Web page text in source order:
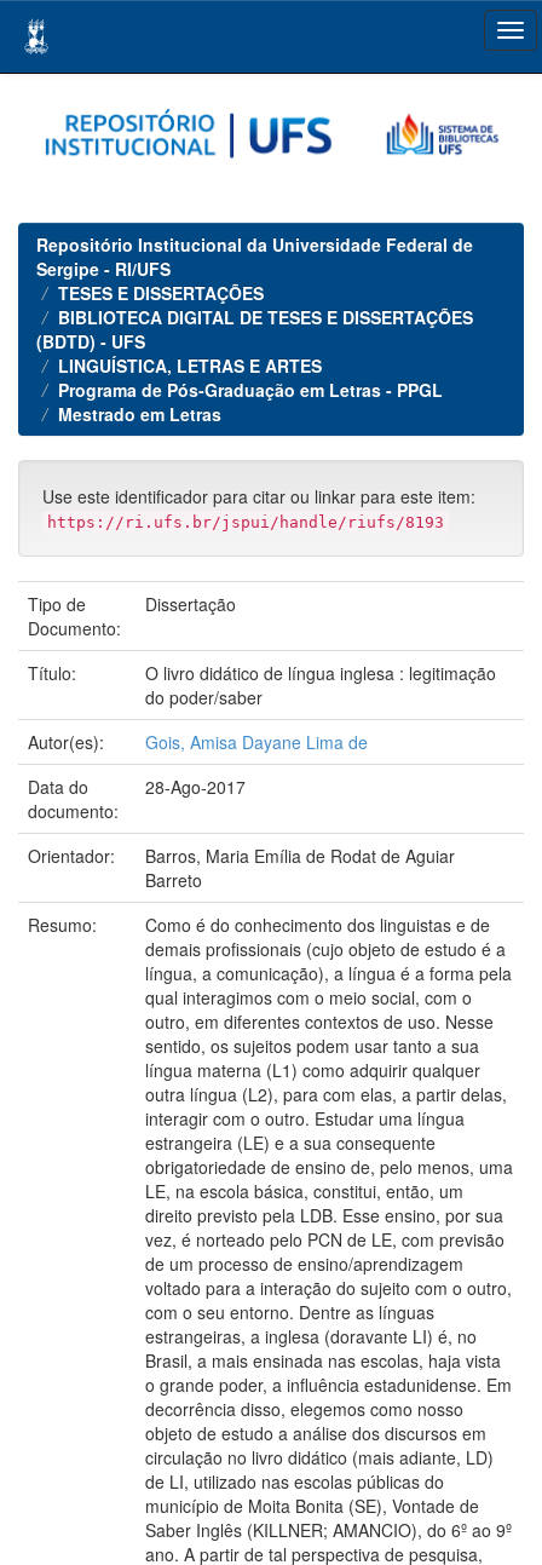
navigation
Repositório Institucional da Universidade Federal de
Sergipe - RI/UFS
TESES E DISSERTAÇÕES
BIBLIOTECA DIGITAL DE TESES E DISSERTAÇÕES
(BDTD) - UFS
LINGUÍSTICA, LETRAS E ARTES
Programa de Pós-Graduação em Letras - PPGL
Mestrado em Letras
Use este identificador para citar ou linkar para este item:
https://ri.ufs.br/jspui/handle/riufs/8193
Tipo de
Documento:
Dissertação
Título:
O livro didático de língua inglesa : legitimação
do poder/saber
Autor(es):
Gois, Amisa Dayane Lima de
Data do
documento:
28-Ago-2017
Orientador:
Barros, Maria Emília de Rodat de Aguiar
Barreto
Resumo:
Como é do conhecimento dos linguistas e de
demais profissionais (cujo objeto de estudo é a
língua, a comunicação), a língua é a forma pela
qual interagimos com o meio social, com o
outro, em diferentes contextos de uso. Nesse
sentido, os sujeitos podem usar tanto a sua
língua materna (L1) como adquirir qualquer
outra língua (L2), para com elas, a partir delas,
interagir com o outro. Estudar uma língua
estrangeira (LE) e a sua consequente
obrigatoriedade de ensino de, pelo menos, uma
LE, na escola básica, constitui, então, um
direito previsto pela LDB. Esse ensino, por sua
vez, é norteado pelo PCN de LE, com previsão
de um processo de ensino/aprendizagem
voltado para a interação do sujeito com o outro,
com o seu entorno. Dentre as línguas
estrangeiras, a inglesa (doravante LI) é, no
Brasil, a mais ensinada nas escolas, haja vista
o grande poder, a influência estadunidense. Em
decorrência disso, elegemos como nosso
objeto de estudo a análise dos discursos em
circulação no livro didático (mais adiante, LD)
de LI, utilizado nas escolas públicas do
município de Moita Bonita (SE), Vontade de
Saber Inglês (KILLNER; AMANCIO), do 6º ao 9º
ano. A partir de tal perspectiva de pesquisa,